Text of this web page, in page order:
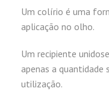
Um colírio é uma
aplicação no olho.
Um recipiente
apenas a quantidade
utilização.